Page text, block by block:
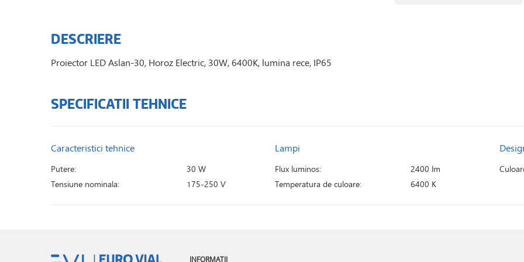
DESCRIERE
Proiector LED Aslan-30, Horoz Electric, 30W, 6400K, lumina rece, IP65
SPECIFICATII TEHNICE
Caracteristici tehnice
Putere:
30 W
Tensiune nominala:
175-250 V
Lampi
Flux luminos:
2400 lm
Temperatura de culoare:
6400 K
INFORMATII